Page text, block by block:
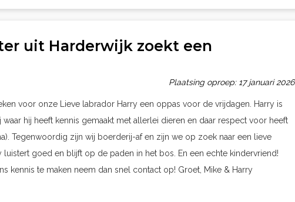
uit Harderwijk zoekt een
Plaatsing oproep: 17 januari 2026
voor onze Lieve labrador Harry een oppas voor de vrijdagen. Harry is
hij heeft kennis gemaakt met allerlei dieren en daar respect voor heeft
Tegenwoordig zijn wij boerderij-af en zijn we op zoek naar een lieve
luistert goed en blijft op de paden in het bos. En een echte kindervriend!
kennis te maken neem dan snel contact op! Groet, Mike & Harry